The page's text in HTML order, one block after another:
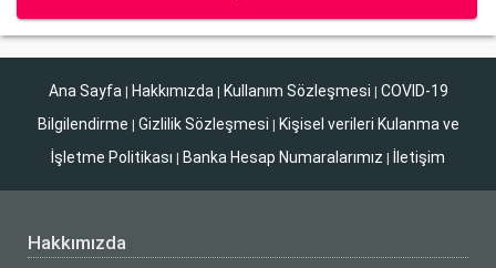
Ana Sayfa | Hakkımızda | Kullanım Sözleşmesi | COVID-19
Bilgilendirme | Gizlilik Sözleşmesi | Kişisel verileri Kulanma ve
İşletme Politikası | Banka Hesap Numaralarımız | İletişim
Hakkımızda